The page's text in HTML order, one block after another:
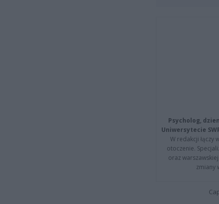
Psycholog,
Uniwersytecie
W redakcji łączy
otoczenie.
oraz
zmiany